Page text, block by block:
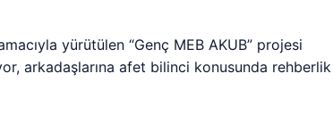
yürütülen “Genç MEB AKUB” projesi
arkadaşlarına afet bilinci konusunda rehberlik